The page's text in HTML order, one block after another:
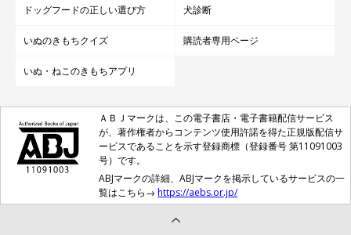
ドッグフードの正しい選び方 犬診断
いぬのきもちクイズ 購読者専用ページ
いぬ・ねこのきもちアプリ
ＡＢＪマークは、この電子書店・電子書籍配信サービス
が、著作権者からコンテンツ使用許諾を得た正規版配信サ
ービスであることを示す登録商標（登録番号 第11091003
号）です。
ABJマークの詳細、ABJマークを掲示しているサービスの一
覧はこちら→ https://aebs.or.jp/